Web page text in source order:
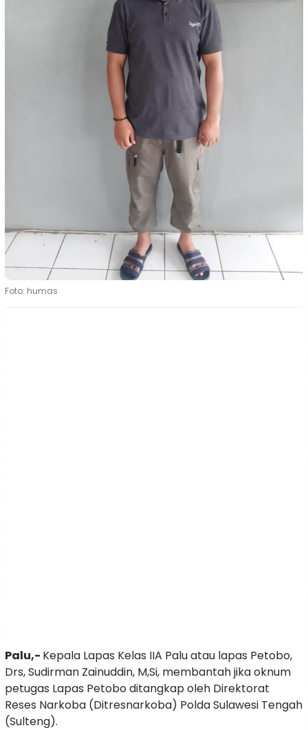
Foto: humas
Palu,- Kepala Lapas Kelas IIA Palu atau lapas Petobo,
Drs, Sudirman Zainuddin, M,Si, membantah jika oknum
petugas Lapas Petobo ditangkap oleh Direktorat
Reses Narkoba (Ditresnarkoba) Polda Sulawesi Tengah
(Sulteng).